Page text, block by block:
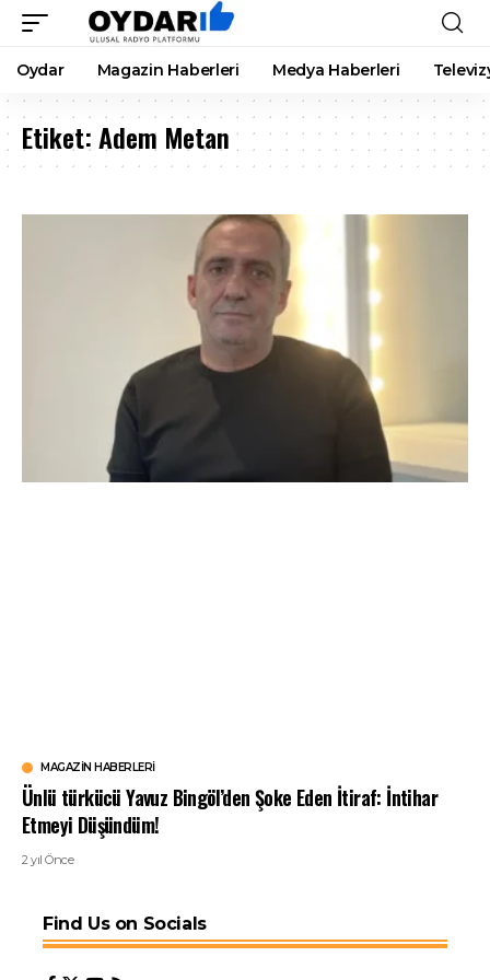
Oydar Magazin Haberleri Medya Haberleri
Etiket:Adem Metan
MAGAZIN HABERLERI
Ünlü türkücü Yavuz Bingöl’den Şoke Eden İtiraf: İntihar
Etmeyi Düşündüm!
2 yıl Önce
Find Us on Socials